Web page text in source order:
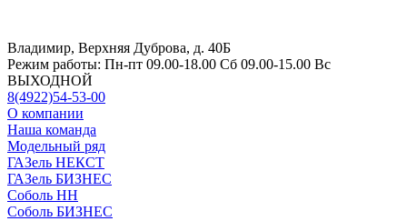
Владимир, Верхняя Дуброва, д. 40Б
Режим работы: Пн-пт 09.00-18.00 Сб 09.00-15.00 Вс
ВЫХОДНОЙ
8(4922)54-53-00
О компании
Наша команда
Модельный ряд
ГАЗель НЕКСТ
ГАЗель БИЗНЕС
Соболь НН
Соболь БИЗНЕС